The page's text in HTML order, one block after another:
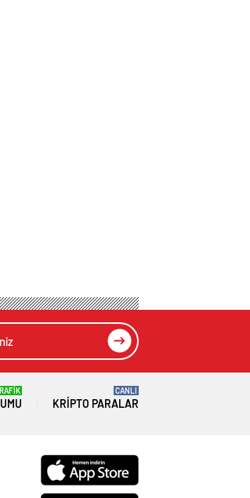
KRIPTO PARALAR
CANLI